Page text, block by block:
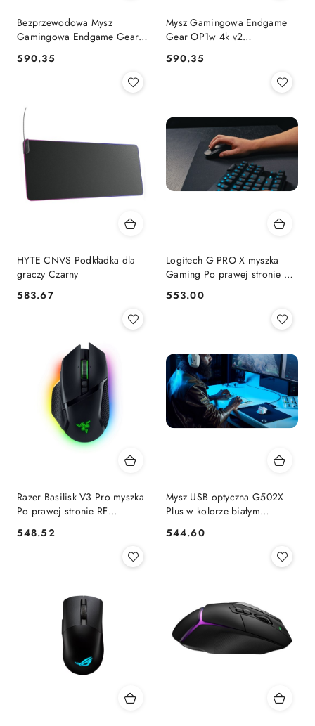
Bezprzewodowa Mysz
Gamingowa Endgame Gear
Endgame Gear
Cena:
590.35
Mysz Gamingowa Endgame
Gear OP1w 4k v2
biała Endgame Gear
Cena:
590.35
HYTE CNVS Podkładka dla
graczy Czarny
Cena:
583.67
Logitech G PRO X myszka
Gaming Po prawej stronie RF
Logitech
Cena:
553.00
Razer Basilisk V3 Pro myszka
Po prawej stronie RF
Type-C Optyczny 30000 DPI
Cena:
548.52
Mysz USB optyczna G502X
Plus w kolorze białym
Cena:
544.60